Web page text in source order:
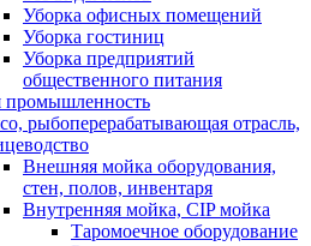
Уборка офисных помещений
Уборка гостиниц
Уборка предприятий
общественного питания
рыбоперерабатывающая отрасль,
Внешняя мойка оборудования,
стен, полов, инвентаря
Внутренняя мойка, CIP мойка
Таромоечное оборудование